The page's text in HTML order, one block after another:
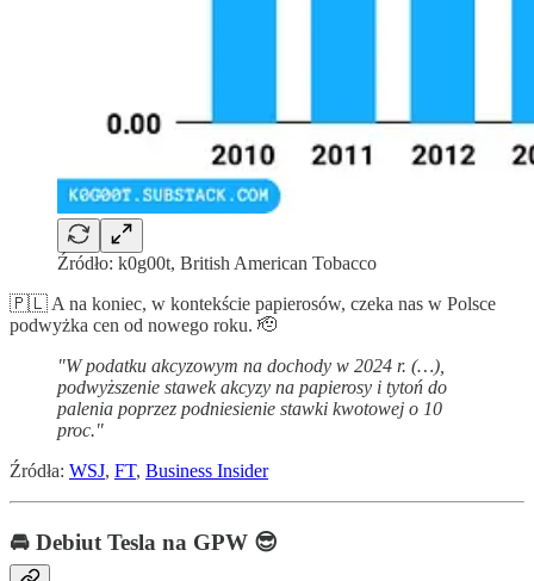
Źródło: k0g00t, British American Tobacco
🇵🇱 A na koniec, w kontekście papierosów, czeka nas w Polsce
podwyżka cen od nowego roku. 🫡
"W podatku akcyzowym na dochody w 2024 r. (…),
podwyższenie stawek akcyzy na papierosy i tytoń do
palenia poprzez podniesienie stawki kwotowej o 10
proc."
Źródła: WSJ, FT, Business Insider
🚘 Debiut Tesla na GPW 😎